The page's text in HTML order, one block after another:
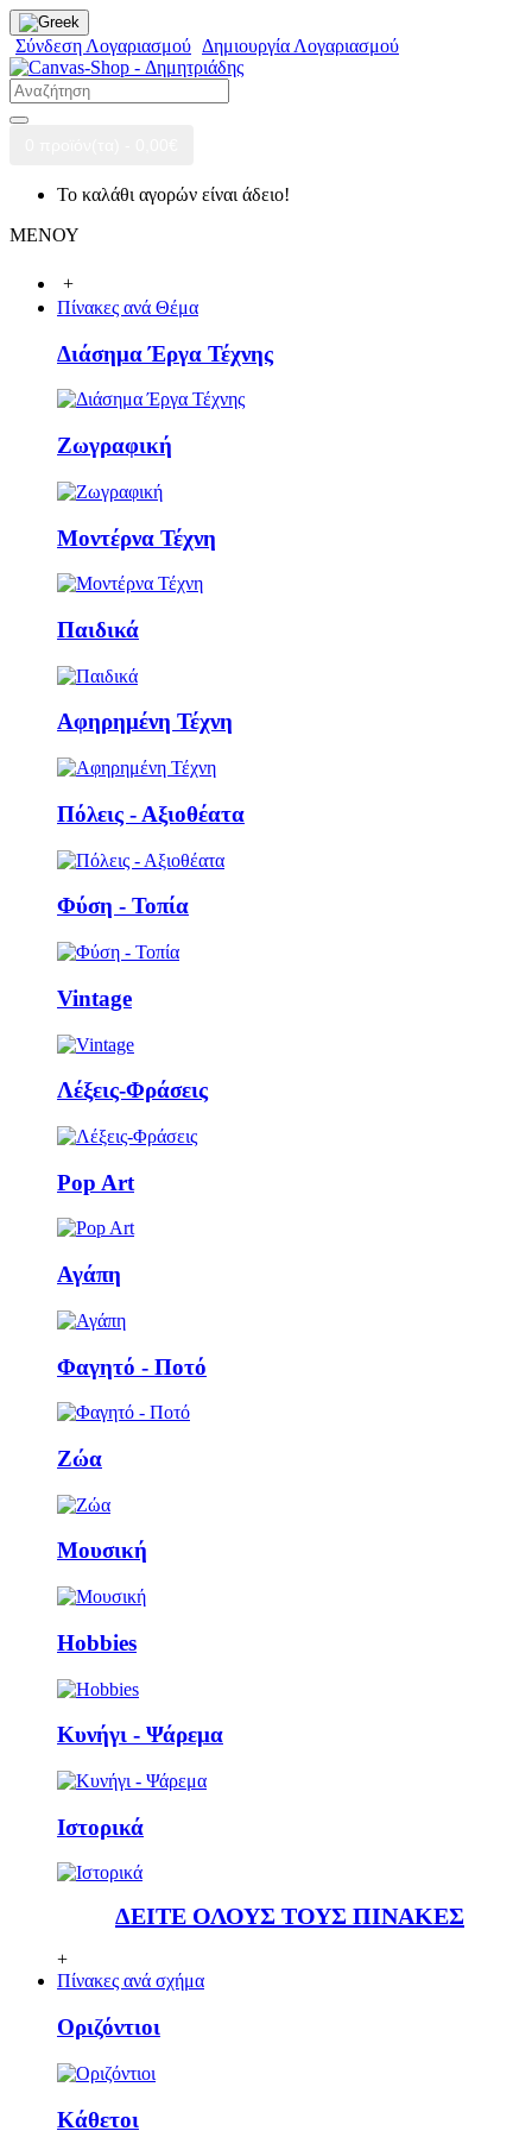
Σύνδεση Λογαριασμού Δημιουργία Λογαριασμού
Το καλάθι αγορών είναι άδειο!
ΜΕΝΟΥ
+
Πίνακες ανά Θέμα
Διάσημα Έργα Τέχνης
Ζωγραφική
Μοντέρνα Τέχνη
Παιδικά
Αφηρημένη Τέχνη
Πόλεις - Αξιοθέατα
Φύση - Τοπία
Vintage
Λέξεις-Φράσεις
Pop Art
Αγάπη
Φαγητό - Ποτό
Ζώα
Μουσική
Ηobbies
Κυνήγι - Ψάρεμα
Ιστορικά
ΔΕΙΤΕ ΟΛΟΥΣ ΤΟΥΣ ΠΙΝΑΚΕΣ
+
Πίνακες ανά σχήμα
Οριζόντιοι
Κάθετoι